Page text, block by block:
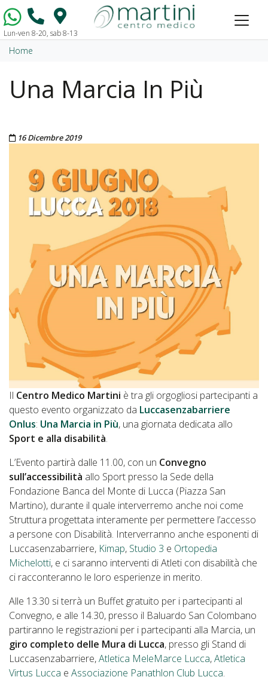
Vai al contenuto
Lun-ven 8-20, sab 8-13
Home
Una Marcia In Più
Pubblicato il
16 Dicembre 2019
Il Centro Medico Martini è tra gli orgogliosi partecipanti a
questo evento organizzato da Luccasenzabarriere
Onlus: Una Marcia in Più, una giornata dedicata allo
Sport e alla disabilità.
L’Evento partirà dalle 11.00, con un Convegno
sull’accessibilità allo Sport presso la Sede della
Fondazione Banca del Monte di Lucca (Piazza San
Martino), durante il quale interverremo anche noi come
Struttura progettata interamente per permettere l’accesso
a persone con Disabilità. Interverranno anche esponenti di
Luccasenzabarriere, Kimap, Studio 3 e Ortopedia
Michelotti, e ci saranno interventi di Atleti con disabilità che
ci racconteranno le loro esperienze in merito.
Alle 13.30 si terrà un Buffet gratuito per i partecipanti al
Convegno, e alle 14.30, presso il Baluardo San Colombano
partiranno le registrazioni per i partecipanti alla Marcia, un
giro completo delle Mura di Lucca, presso gli Stand di
Luccasenzabarriere,Atletica MeleMarce Lucca,Atletica
Virtus Lucca e Associazione Panathlon Club Lucca.